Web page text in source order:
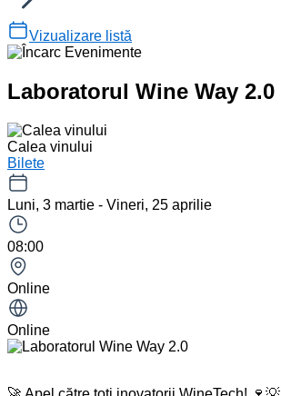
Vizualizare listă
Laboratorul Wine Way 2.0
Calea vinului
Bilete
Luni, 3 martie - Vineri, 25 aprilie
08:00
Online
Online